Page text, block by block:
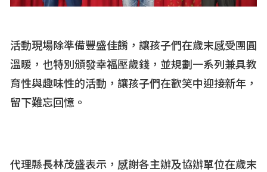
活動現場除準備豐盛佳餚，讓孩子們在歲末感受團圓
溫暖，也特別頒發幸福壓歲錢，並規劃一系列兼具教
育性與趣味性的活動，讓孩子們在歡笑中迎接新年，
留下難忘回憶。
代理縣長林茂盛表示，感謝各主辦及協辦單位在歲末